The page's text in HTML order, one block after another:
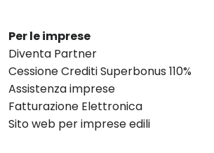
Per le imprese
Diventa Partner
Cessione Crediti Superbonus 110%
Assistenza imprese
Fatturazione Elettronica
Sito web per imprese edili